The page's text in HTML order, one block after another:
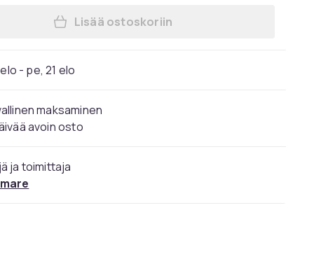
Lisää Kippikärry, 200x66x76 cm,
Lisää ostoskoriin
- pe, 21 elo
maksaminen
avoin osto
ja toimittaja